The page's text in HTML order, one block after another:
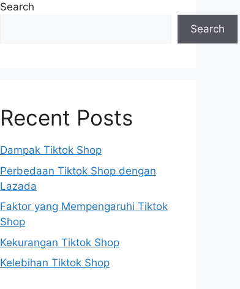
Search
Search
Recent Posts
Dampak Tiktok Shop
Perbedaan Tiktok Shop dengan
Lazada
Faktor yang Mempengaruhi Tiktok
Shop
Kekurangan Tiktok Shop
Kelebihan Tiktok Shop